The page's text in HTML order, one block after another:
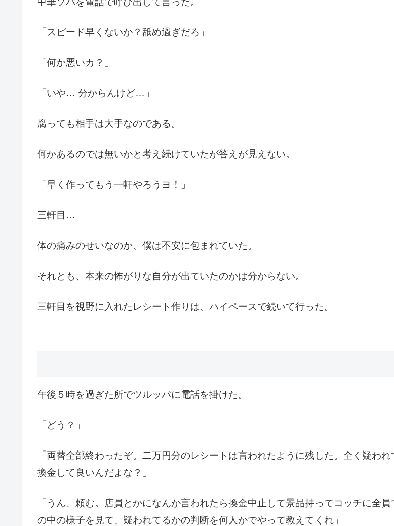
「スピード早くないか？舐め過ぎだろ」
「何か悪いカ？」
「いや… 分からんけど…」
腐っても相手は大手なのである。
何かあるのでは無いかと考え続けていたが答えが見えない。
「早く作ってもう一軒やろうヨ！」
三軒目…
体の痛みのせいなのか、僕は不安に包まれていた。
それとも、本来の怖がりな自分が出ていたのかは分からない。
三軒目を視野に入れたレシート作りは、ハイペースで続いて行った。
午後５時を過ぎた所でツルッパに電話を掛けた。
「どう？」
「両替全部終わったぞ。二万円分のレシートは言われたように残した。全く疑わ
換金して良いんだよな？」
「うん、頼む。店員とかになんか言われたら換金中止して景品持ってコッチに全
の中の様子を見て、疑われてるかの判断を何人かでやって教えてくれ」